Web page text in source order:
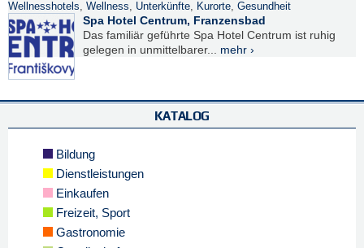
Wellnesshotels, Wellness, Unterkünfte, Kurorte, Gesundheit
Spa Hotel Centrum, Franzensbad
Das familiär geführte Spa Hotel Centrum ist ruhig
gelegen in unmittelbarer... mehr ›
KATALOG
Bildung
Dienstleistungen
Einkaufen
Freizeit, Sport
Gastronomie